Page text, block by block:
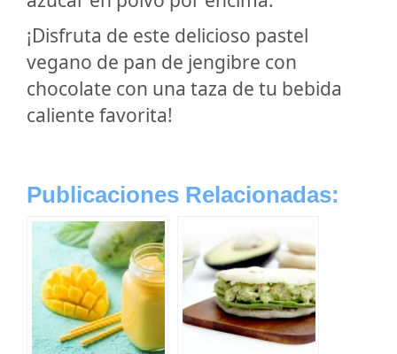
¡Disfruta de este delicioso pastel
vegano de pan de jengibre con
chocolate con una taza de tu bebida
caliente favorita!
Publicaciones Relacionadas: